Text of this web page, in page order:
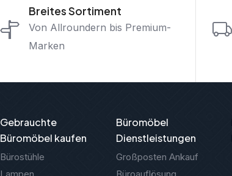
Breites Sortiment
Von Allroundern bis Premium-
Marken
Gebrauchte
Büromöbel kaufen
Bürostühle
Büromöbel
Dienstleistungen
Großposten Ankauf